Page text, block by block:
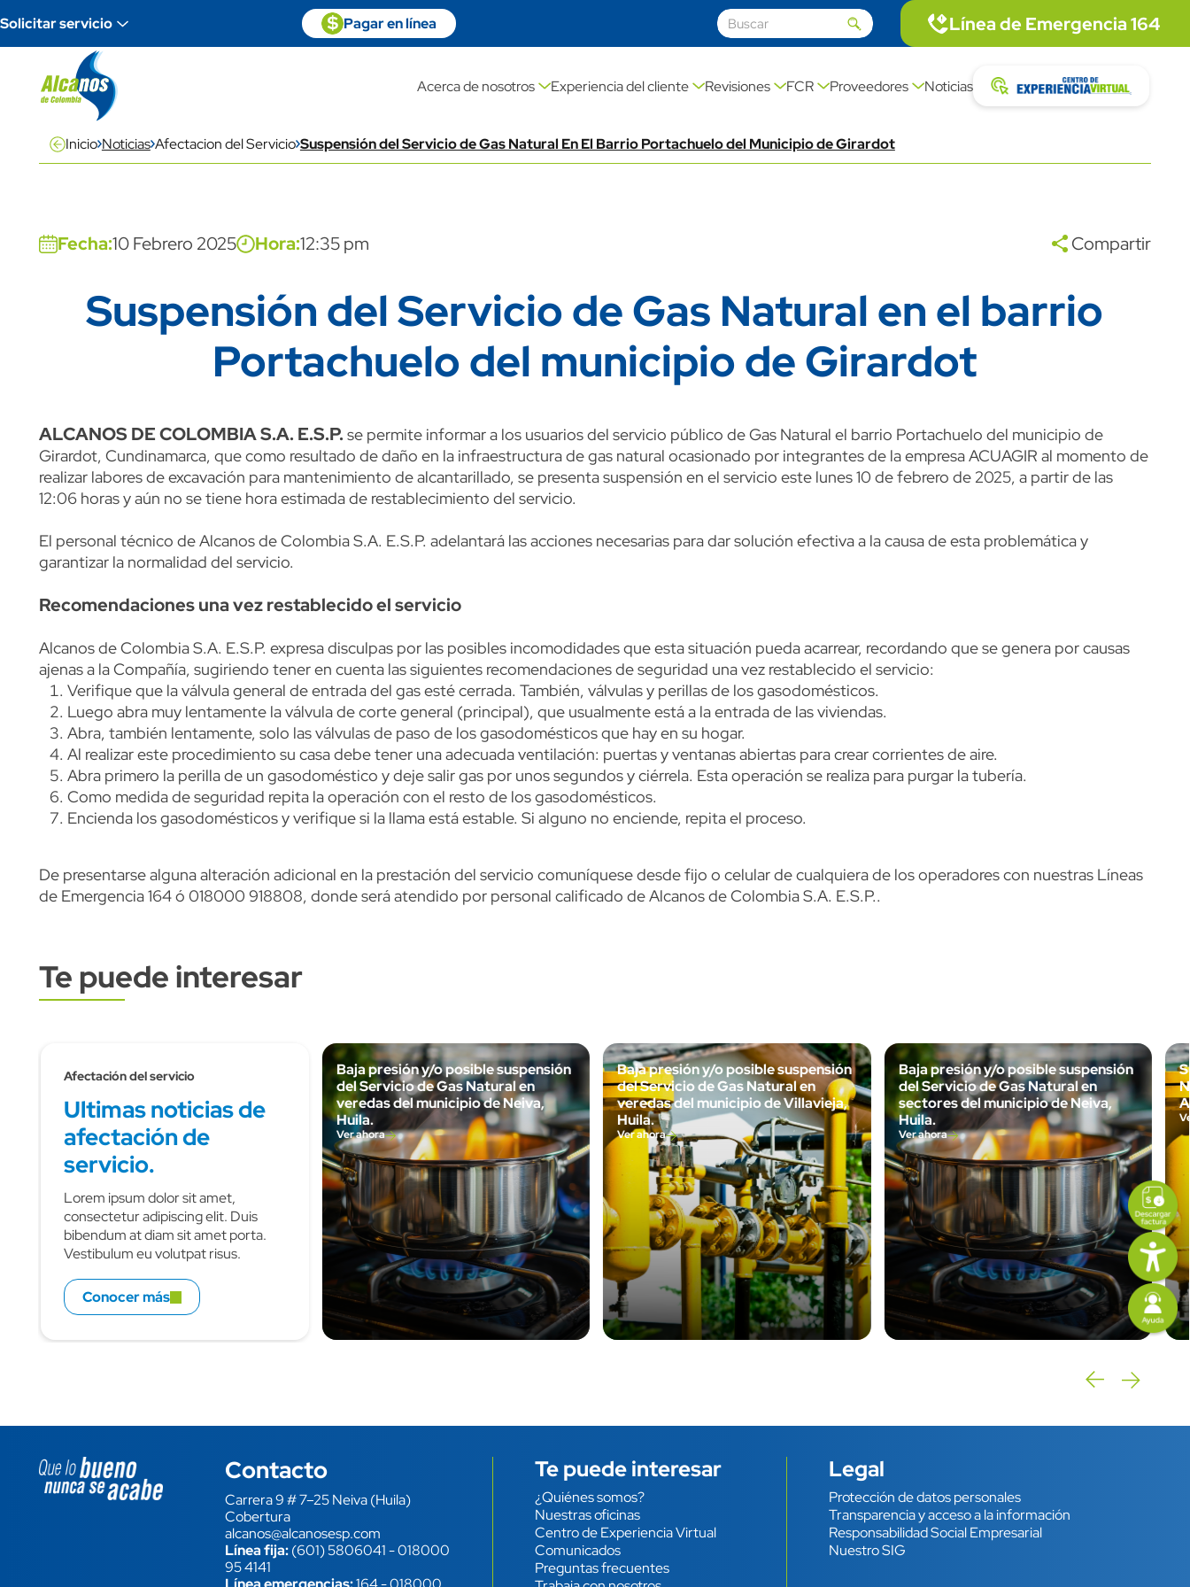
Solicitar servicio
Paga en linea
icon
Imagen
description link
Pagar en línea
Linea de emergencia
icon
Imagendescription link
Línea de Emergencia 164
Acerca de nosotros Experiencia del cliente Revisiones FCR Proveedores Noticias
Centro exp
icon
Imagen
Inicio Noticias Afectacion del Servicio Suspensión del Servicio de Gas Natural En El Barrio Portachuelo del Municipio de Girardot
Fecha:10 Febrero 2025 Hora:12:35 pm Compartir
Suspensión del Servicio de Gas Natural en el barrio
Portachuelo del municipio de Girardot
Content
Descripción
ALCANOS DE COLOMBIA S.A. E.S.P. se permite informar a los usuarios del servicio público de Gas Natural el barrio Portachuelo del municipio de
Girardot, Cundinamarca, que como resultado de daño en la infraestructura de gas natural ocasionado por integrantes de la empresa ACUAGIR al momento de
realizar labores de excavación para mantenimiento de alcantarillado, se presenta suspensión en el servicio este lunes 10 de febrero de 2025, a partir de las
12:06 horas y aún no se tiene hora estimada de restablecimiento del servicio.
El personal técnico de Alcanos de Colombia S.A. E.S.P. adelantará las acciones necesarias para dar solución efectiva a la causa de esta problemática y
garantizar la normalidad del servicio.
Recomendaciones una vez restablecido el servicio
Alcanos de Colombia S.A. E.S.P. expresa disculpas por las posibles incomodidades que esta situación pueda acarrear, recordando que se genera por causas
ajenas a la Compañía, sugiriendo tener en cuenta las siguientes recomendaciones de seguridad una vez restablecido el servicio:
Verifique que la válvula general de entrada del gas esté cerrada. También, válvulas y perillas de los gasodomésticos.
Luego abra muy lentamente la válvula de corte general (principal), que usualmente está a la entrada de las viviendas.
Abra, también lentamente, solo las válvulas de paso de los gasodomésticos que hay en su hogar.
Al realizar este procedimiento su casa debe tener una adecuada ventilación: puertas y ventanas abiertas para crear corrientes de aire.
Abra primero la perilla de un gasodoméstico y deje salir gas por unos segundos y ciérrela. Esta operación se realiza para purgar la tubería.
Como medida de seguridad repita la operación con el resto de los gasodomésticos.
Encienda los gasodomésticos y verifique si la llama está estable. Si alguno no enciende, repita el proceso.
De presentarse alguna alteración adicional en la prestación del servicio comuníquese desde fijo o celular de cualquiera de los operadores con nuestras Líneas
de Emergencia 164 ó 018000 918808, donde será atendido por personal calificado de Alcanos de Colombia S.A. E.S.P..
Subtitulo
Te puede interesar
Afectación del servicio
Ultimas noticias de
afectación de
servicio.
Lorem ipsum dolor sit amet,
consectetur adipiscing elit. Duis
bibendum at diam sit amet porta.
Vestibulum eu volutpat risus.
nec, auctor ut sapien.
Conocer más
Baja presión y/o posible suspensión
del Servicio de Gas Natural en
veredas del municipio de Neiva,
Huila.
Ver ahora
Baja presión y/o posible suspensión
del Servicio de Gas Natural en
veredas del municipio de Villavieja,
Huila.
Ver ahora
Baja presión y/o posible suspensión
del Servicio de Gas Natural en
sectores del municipio de Neiva,
Huila.
Ver ahora
icon
Imagen
link
Imagen
Imagen
Image block Contacto
Carrera 9 # 7–25 Neiva (Huila)
Cobertura
alcanos@alcanosesp.com
Línea fija:(601) 5806041-018000
95 4141
Te puede interesar
Enlace
¿Quiénes somos?
Nuestras oficinas
Centro de Experiencia Virtual
Comunicados
Preguntas frecuentes
Legal
Enlace
Protección de datos personales
Transparencia y acceso a la información
Responsabilidad Social Empresarial
Nuestro SIG